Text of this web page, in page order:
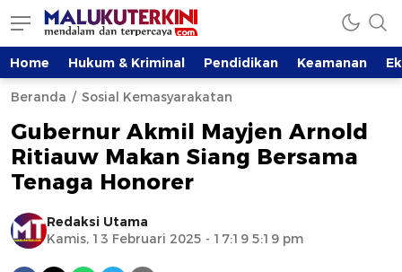
Home Hukum & Kriminal Pendidikan Keamanan
Beranda Sosial Kemasyarakatan
Gubernur Akmil Mayjen Arnold
Ritiauw Makan Siang Bersama
Tenaga Honorer
Redaksi Utama
Kamis, 13 Februari 2025 - 17:19 5:19 pm